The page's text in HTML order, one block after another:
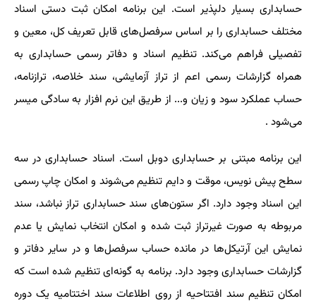
حسابداری بسیار دلپذیر است. این برنامه امکان ثبت دستی اسناد
مختلف حسابداری را بر اساس سرفصل‌های قابل تعریف کل، معین و
تفصیلی فراهم می‌کند. تنظیم اسناد و دفاتر رسمی حسابداری به
همراه گزارشات رسمی اعم از تراز آزمایشی، سند خلاصه، ترازنامه،
حساب عملکرد سود و زیان و... از طریق این نرم افزار به سادگی میسر
می‌شود .
این برنامه مبتنی بر حسابداری دوبل است. اسناد حسابداری در سه
سطح پیش نویس، موقت و دایم تنظیم می‌شوند و امکان چاپ رسمی
این اسناد وجود دارد. اگر ستون‌های سند حسابداری تراز نباشد، سند
مربوطه به صورت غیرتراز ثبت شده و امکان انتخاب نمایش یا عدم
نمایش این آرتیکل‌ها در مانده حساب سرفصل‌ها و در سایر دفاتر و
گزارشات حسابداری وجود دارد. برنامه به گونه‌ای تنظیم شده است که
امکان تنظیم سند افتتاحیه از روی اطلاعات سند اختتامیه یک دوره